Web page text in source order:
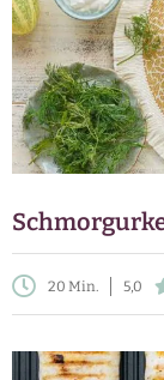
20 Min. 5,0